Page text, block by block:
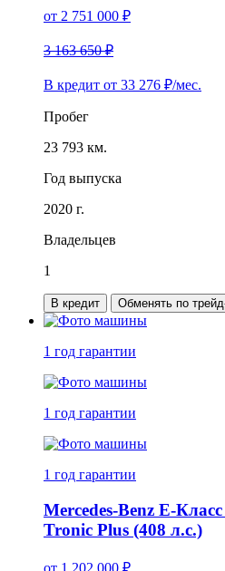
от 2 751 000 ₽
3 163 650 ₽
В кредит от 33 276 ₽/мес.
Пробег
23 793 км.
Год выпуска
2020 г.
Владельцев
1
В кредит Обменять по
1 год гарантии
1 год гарантии
1 год гарантии
Mercedes-Benz E-
Tronic Plus (408 л.с.)
от 1 202 000 ₽